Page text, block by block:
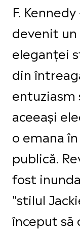
F.
devenit un
eleganței
din
entuziasm
aceeași
o emana
publică.
fost
"stilul
început să